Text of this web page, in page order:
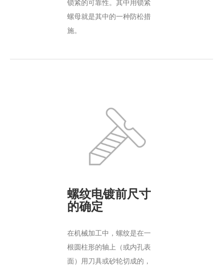
锁紧的可靠性。其中用锁紧
螺母就是其中的一种防松措
施。
螺纹电镀前尺寸
的确定
在机械加工中，螺纹是在一
根圆柱形的轴上（或内孔表
面）用刀具或砂轮切成的，